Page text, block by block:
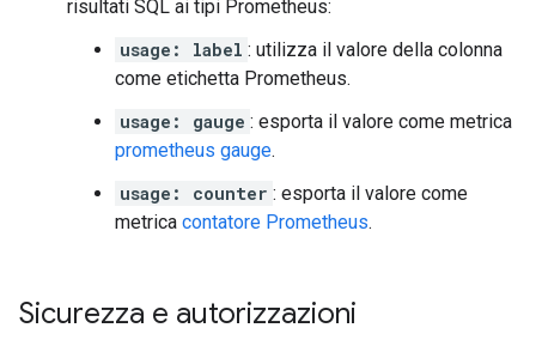
risultati SQL ai tipi Prometheus:
usage: label : utilizza il valore della colonna
come etichetta Prometheus.
usage: gauge : esporta il valore come metrica
prometheus gauge.
usage: counter : esporta il valore come
metrica contatore Prometheus.
Sicurezza e autorizzazioni